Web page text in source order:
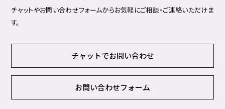
チャットやお問い合わせフォームからお気軽にご相談・ご連絡いただけま
す。
チャットでお問い合わせ
お問い合わせフォーム